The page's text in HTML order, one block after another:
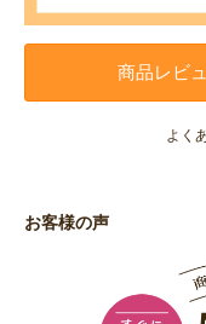
商品レビ
よく
お客様の声